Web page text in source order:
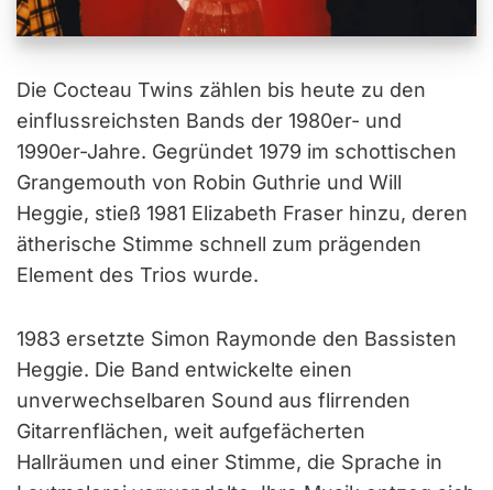
Die Cocteau Twins zählen bis heute zu den
einflussreichsten Bands der 1980er- und
1990er-Jahre. Gegründet 1979 im schottischen
Grangemouth von Robin Guthrie und Will
Heggie, stieß 1981 Elizabeth Fraser hinzu, deren
ätherische Stimme schnell zum prägenden
Element des Trios wurde.
1983 ersetzte Simon Raymonde den Bassisten
Heggie. Die Band entwickelte einen
unverwechselbaren Sound aus flirrenden
Gitarrenflächen, weit aufgefächerten
Hallräumen und einer Stimme, die Sprache in